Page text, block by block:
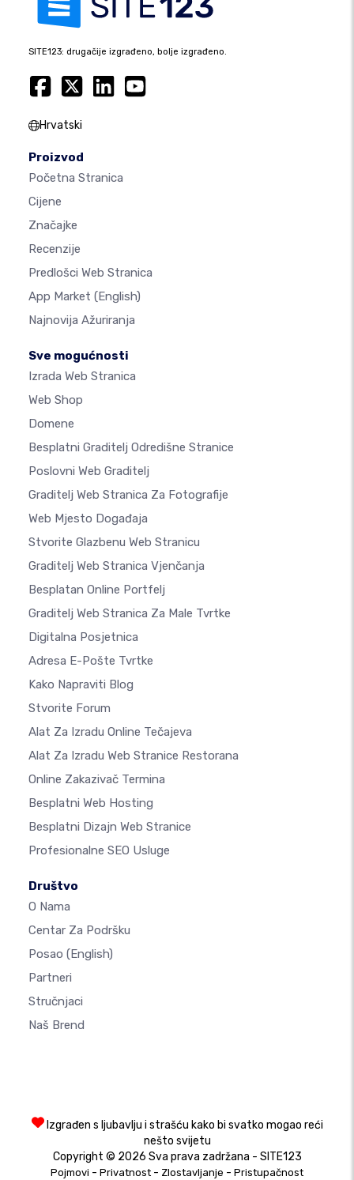
SITE123: drugačije izgrađeno, bolje izgrađeno.
Hrvatski
Proizvod
Početna Stranica
Cijene
Značajke
Recenzije
Predlošci Web Stranica
App Market (English)
Najnovija Ažuriranja
Sve mogućnosti
Izrada Web Stranica
Web Shop
Domene
Besplatni Graditelj Odredišne Stranice
Poslovni Web Graditelj
Graditelj Web Stranica Za Fotografije
Web Mjesto Događaja
Stvorite Glazbenu Web Stranicu
Graditelj Web Stranica Vjenčanja
Besplatan Online Portfelj
Graditelj Web Stranica Za Male Tvrtke
Digitalna Posjetnica
Adresa E-Pošte Tvrtke
Kako Napraviti Blog
Stvorite Forum
Alat Za Izradu Online Tečajeva
Alat Za Izradu Web Stranice Restorana
Online Zakazivač Termina
Besplatni Web Hosting
Besplatni Dizajn Web Stranice
Profesionalne SEO Usluge
Društvo
O Nama
Centar Za Podršku
Posao (English)
Partneri
Stručnjaci
Naš Brend
Izgrađen s ljubavlju i strašću kako bi svatko mogao reći
nešto svijetu
Copyright © 2026 Sva prava zadržana - SITE123
Pojmovi - Privatnost - Zlostavljanje - Pristupačnost